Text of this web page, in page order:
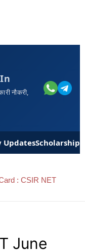
नौकरी,
UpdatesScholarships
: CSIR NET
June